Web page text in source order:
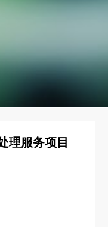
理服务项目